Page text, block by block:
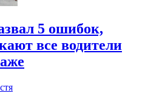
5 ошибок,
все водители